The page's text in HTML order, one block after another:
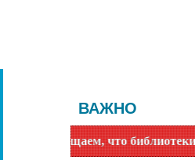
ВАЖНО
что библиотеки с 1 июня